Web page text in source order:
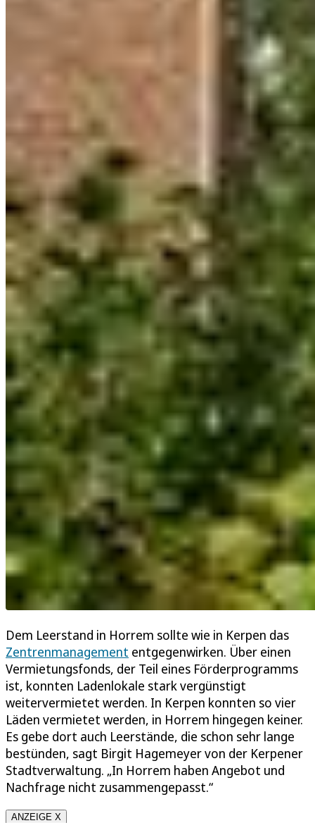
Dem Leerstand in Horrem sollte wie in Kerpen das
Zentrenmanagement entgegenwirken. Über einen
Vermietungsfonds, der Teil eines Förderprogramms
ist, konnten Ladenlokale stark vergünstigt
weitervermietet werden. In Kerpen konnten so vier
Läden vermietet werden, in Horrem hingegen keiner.
Es gebe dort auch Leerstände, die schon sehr lange
bestünden, sagt Birgit Hagemeyer von der Kerpener
Stadtverwaltung. „In Horrem haben Angebot und
Nachfrage nicht zusammengepasst.“
ANZEIGE X